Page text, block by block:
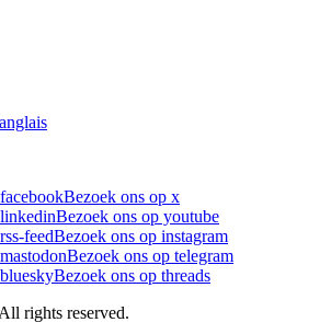
Bezoek ons op x
Bezoek ons op youtube
feedBezoek ons op instagram
Bezoek ons op telegram
Bezoek ons op threads
rights reserved.